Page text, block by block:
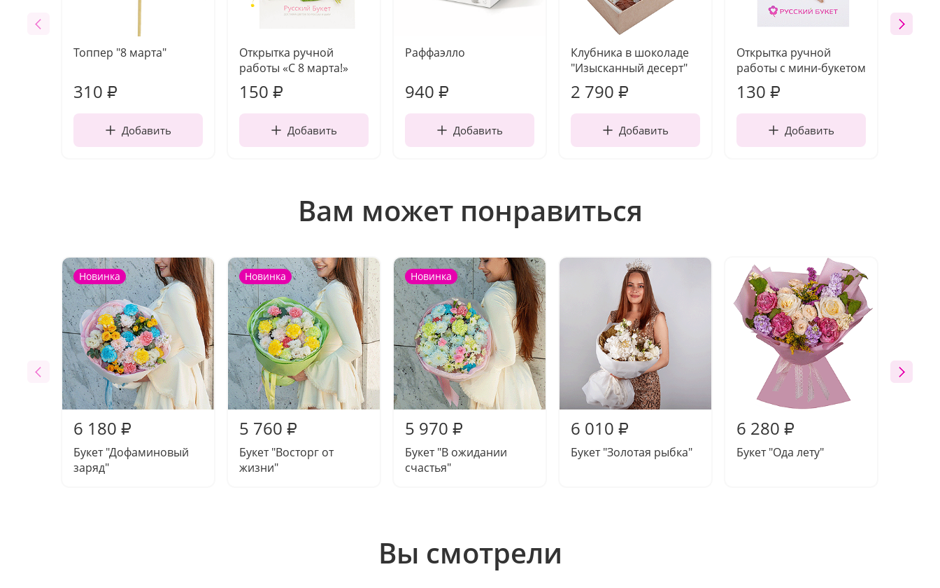
Топпер "8 марта"
310 ₽
Добавить
Открытка ручной
работы «С 8 марта!»
150 ₽
Добавить
Раффаэлло
940 ₽
Добавить
Клубника в шоколаде
"Изысканный десерт"
2 790 ₽
Добавить
Открытка ручной
работы с мини-букетом
130 ₽
Добавить
Вам может понравиться
Новинка
6 180 ₽
Букет "Дофаминовый
заряд"
Новинка
5 760 ₽
Букет "Восторг от
жизни"
Новинка
5 970 ₽
Букет "В ожидании
счастья"
6 010 ₽
Букет "Золотая рыбка"
6 280 ₽
Букет "Ода лету"
Вы смотрели